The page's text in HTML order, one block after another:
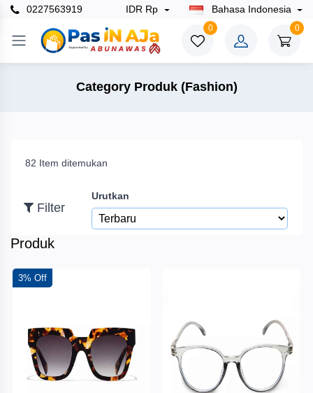
0227563919 IDR Rp Bahasa Indonesia
0 0
Category Produk (Fashion)
Filter
Merek
Inkubator
Bisnis
82 Item ditemukan
Filter
Urutkan
Produk
3% Off